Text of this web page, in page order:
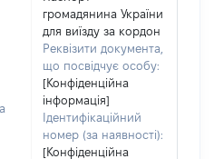
громадянина України
для виїзду за кордон
Реквізити документа,
що посвідчує особу:
[Конфіденційна
інформація]
Ідентифікаційний
номер (за наявності):
[Конфіденційна